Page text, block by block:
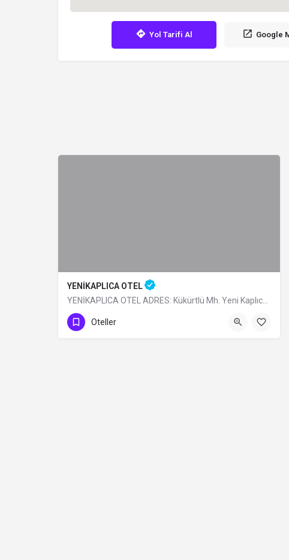
Yol Tarifi Al Google
YENİKAPLICA OTEL
YENİKAPLICA OTEL ADRES: Kükürtlü Mh. Yeni Kaplıca Cd. N:6 Osmangazi/BURSA TÜRÜ: Belediye Belgeli…
0 (224) 236 69 68
Oteller